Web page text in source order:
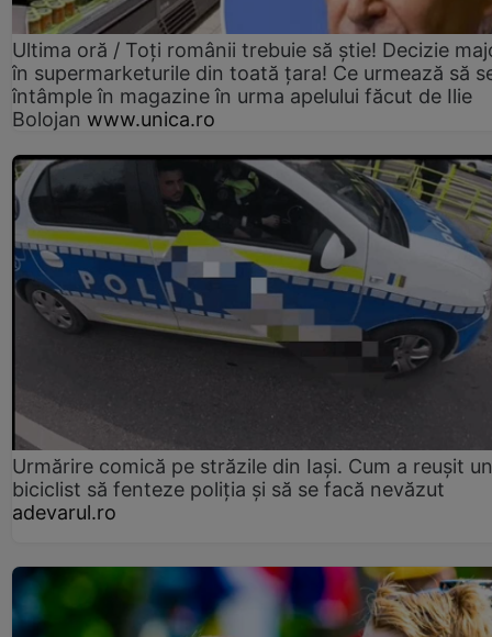
Ultima oră / Toți românii trebuie să știe! Decizie
în supermarketurile din toată țara! Ce urmează să
întâmple în magazine în urma apelului făcut de Ilie
Bolojan www.unica.ro
Urmărire comică pe străzile din Iași. Cum a reușit un
biciclist să fenteze poliția și să se facă nevăzut
adevarul.ro